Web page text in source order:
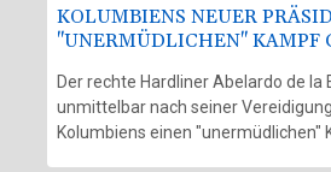
KOLUMBIENS NEUER
"UNERMÜDLICHEN" KAMPF
Der rechte Hardliner Abelardo de la
unmittelbar nach seiner
Kolumbiens einen "unermüdlichen"